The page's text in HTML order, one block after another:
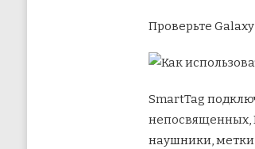
Проверьте
SmartTag
непосвященных,
наушники,